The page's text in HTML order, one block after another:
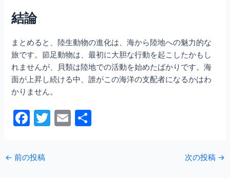
結論
まとめると、陸生動物の進化は、海から陸地への魅力的な
旅です。節足動物は、最初に大胆な行動を起こしたかもし
れませんが、貝類は陸地での活動を始めたばかりです。海
面が上昇し続ける中、誰がこの海洋の支配者になるかはわ
かりません。
F
c
e
T
E
← 前の投稿 次の投稿 →